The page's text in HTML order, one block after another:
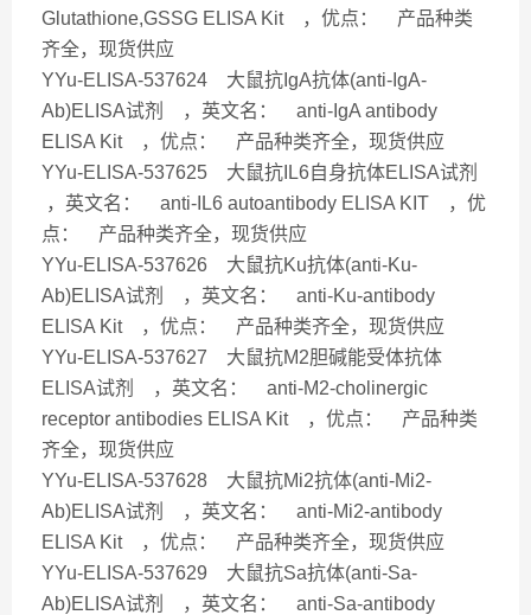
Glutathione,GSSG ELISA Kit ，优点： 产品种类
齐全，现货供应
YYu-ELISA-537624 大鼠抗IgA抗体(anti-IgA-
Ab)ELISA试剂 ，英文名： anti-IgA antibody
ELISA Kit ，优点： 产品种类齐全，现货供应
YYu-ELISA-537625 大鼠抗IL6自身抗体ELISA试剂
，英文名： anti-IL6 autoantibody ELISA KIT ，优
点： 产品种类齐全，现货供应
YYu-ELISA-537626 大鼠抗Ku抗体(anti-Ku-
Ab)ELISA试剂 ，英文名： anti-Ku-antibody
ELISA Kit ，优点： 产品种类齐全，现货供应
YYu-ELISA-537627 大鼠抗M2胆碱能受体抗体
ELISA试剂 ，英文名： anti-M2-cholinergic
receptor antibodies ELISA Kit ，优点： 产品种类
齐全，现货供应
YYu-ELISA-537628 大鼠抗Mi2抗体(anti-Mi2-
Ab)ELISA试剂 ，英文名： anti-Mi2-antibody
ELISA Kit ，优点： 产品种类齐全，现货供应
YYu-ELISA-537629 大鼠抗Sa抗体(anti-Sa-
Ab)ELISA试剂 ，英文名： anti-Sa-antibody